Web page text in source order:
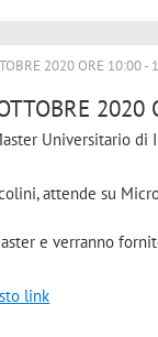
2020 ORE 10:00
Universitario di
attende su
e verranno
link